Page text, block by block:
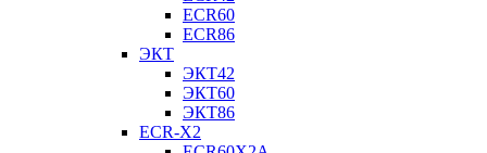
ECR60
ECR86
ЭКТ
ЭКТ42
ЭКТ60
ЭКТ86
ECR-X2